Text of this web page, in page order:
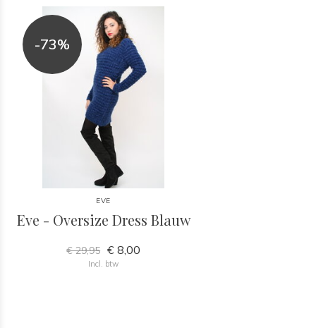
-73%
EVE
Eve - Oversize Dress Blauw
€ 29,95 € 8,00
Incl. btw